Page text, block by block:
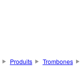
Produits Trombones